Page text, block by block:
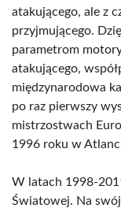
atakującego, ale z
przyjmującego.
parametrom
atakującego,
międzynarodowa
po raz pierwszy
mistrzostwach
1996 roku w
W latach 1998-
Światowej. Na